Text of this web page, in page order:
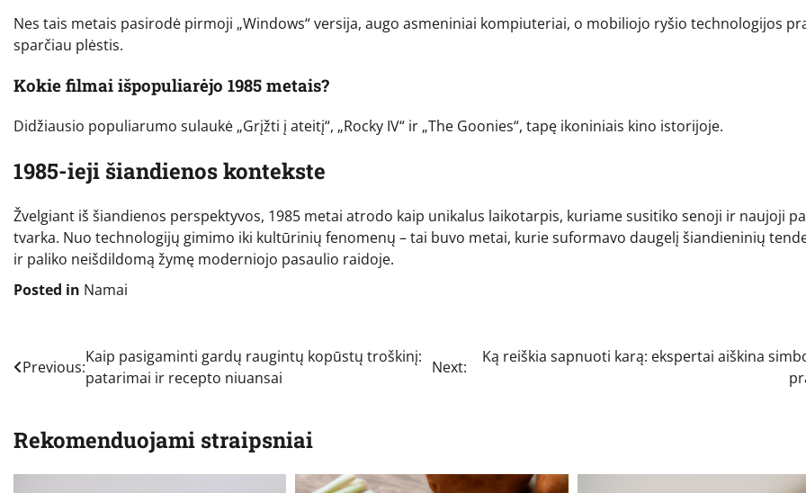
Nes tais metais pasirodė pirmoji „Windows“ versija, augo asmeniniai kompiuteriai, o mobiliojo ryšio technologijos
sparčiau plėstis.
Kokie filmai išpopuliarėjo 1985 metais?
Didžiausio populiarumo sulaukė „Grįžti į ateitį“, „Rocky IV“ ir „The Goonies“, tapę ikoniniais kino istorijoje.
1985-ieji šiandienos kontekste
Žvelgiant iš šiandienos perspektyvos, 1985 metai atrodo kaip unikalus laikotarpis, kuriame susitiko senoji ir naujoji
tvarka. Nuo technologijų gimimo iki kultūrinių fenomenų – tai buvo metai, kurie suformavo daugelį šiandieninių
ir paliko neišdildomą žymę moderniojo pasaulio raidoje.
Posted in Namai
Navigacija
įrašų
Previous:
Kaip pasigaminti gardų raugintų kopūstų troškinį:
patarimai ir recepto niuansai
Next:
Ką reiškia sapnuoti karą: ekspertai aiškina
Rekomenduojami straipsniai